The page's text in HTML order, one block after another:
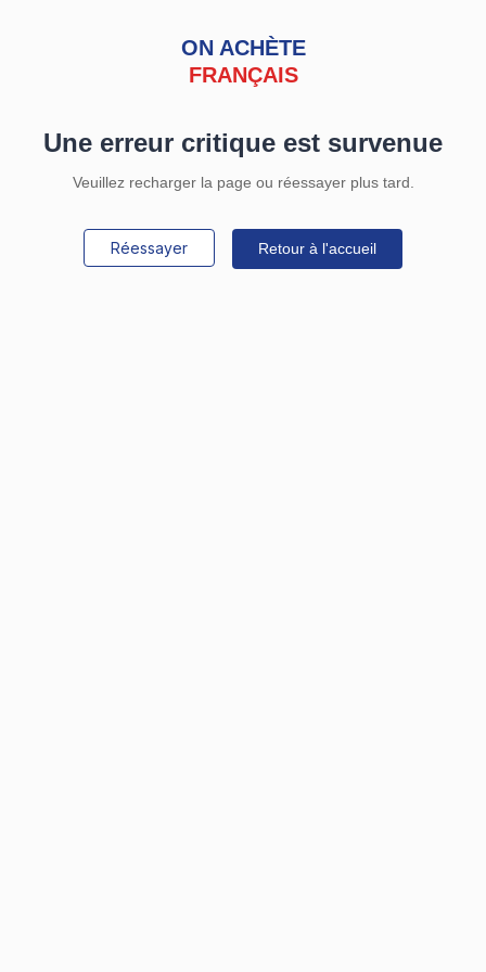
ON ACHÈTE
FRANÇAIS
Une erreur critique est survenue
Veuillez recharger la page ou réessayer plus tard.
Réessayer Retour à l'accueil